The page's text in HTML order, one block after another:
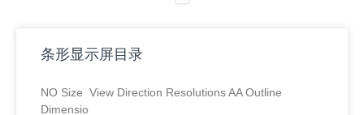
条形显示屏目录
NO Size View Direction Resolutions AA Outline
Dimensio